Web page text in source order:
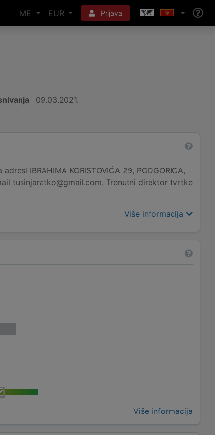
ME EUR Prijava
09.03.2021.
IBRAHIMA KORISTOVIĆA 29, PODGORICA,
tusinjaratko@gmail.com. Trenutni direktor tvrtke
Više informacija
Više informacija